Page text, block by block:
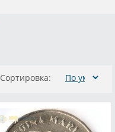
Сортировка: